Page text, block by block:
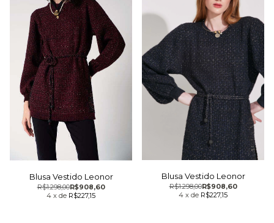
Blusa Vestido Leonor
R$908,60
R$1.298,00
4 x de R$227,15
Blusa Vestido Leonor
R$908,60
R$1.298,00
4 x de R$227,15